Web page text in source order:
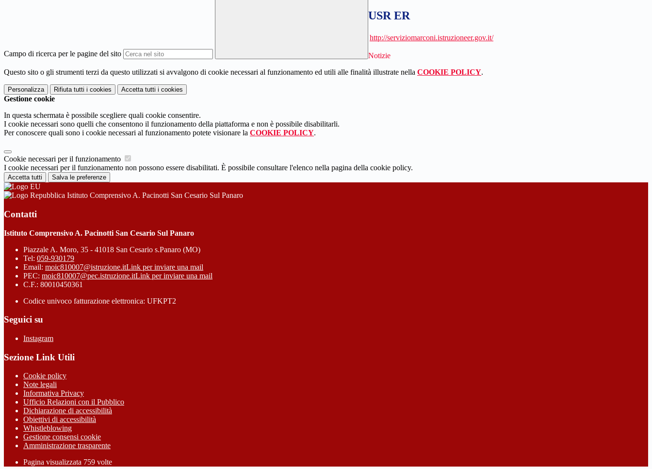
Campo di ricerca per le pagine del sito
USR ER
http://serviziomarconi.istruzioneer.gov.it/
Notizie
Questo sito o gli strumenti terzi da questo utilizzati si avvalgono di cookie necessari al funzionamento ed utili alle finalità illustrate nella COOKIE POLICY.
Personalizza Rifiuta tutti i cookies Accetta tutti i cookies
Gestione cookie
In questa schermata è possibile scegliere quali cookie consentire.
I cookie necessari sono quelli che consentono il funzionamento della piattaforma e non è possibile disabilitarli.
Per conoscere quali sono i cookie necessari al funzionamento potete visionare la COOKIE POLICY.
Cookie necessari per il funzionamento
I cookie necessari per il funzionamento non possono essere disabilitati. È possibile consultare l'elenco nella pagina della cookie policy.
Accetta tutti Salva le preferenze
Istituto Comprensivo A. Pacinotti San Cesario Sul Panaro
Contatti
Istituto Comprensivo A. Pacinotti San Cesario Sul Panaro
Piazzale A. Moro, 35 - 41018 San Cesario s.Panaro (MO)
Tel: 059-930179
Email: moic810007@istruzione.itLink per inviare una mail
PEC: moic810007@pec.istruzione.itLink per inviare una mail
C.F.: 80010450361
Codice univoco fatturazione elettronica: UFKPT2
Seguici su
Instagram
Sezione Link Utili
Cookie policy
Note legali
Informativa Privacy
Ufficio Relazioni con il Pubblico
Dichiarazione di accessibilità
Obiettivi di accessibilità
Whistleblowing
Gestione consensi cookie
Amministrazione trasparente
Pagina visualizzata 759 volte